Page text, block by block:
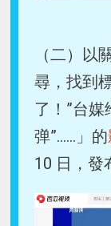
（二）以
尋，找到
了！”台媒
弹”……」的
10 日，發